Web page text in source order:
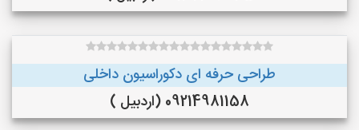
طراحی حرفه ای دکوراسیون داخلی
09214981158 (اردبیل )